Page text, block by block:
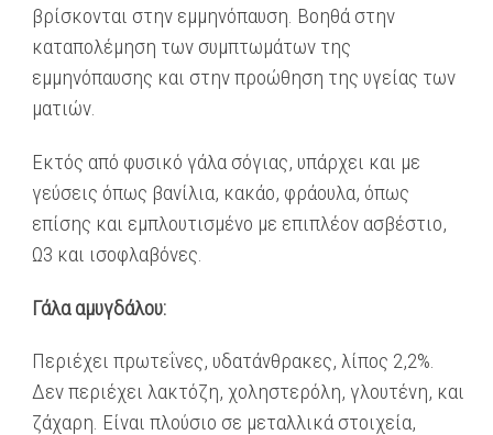
βρίσκονται στην εμμηνόπαυση. Βοηθά στην
καταπολέμηση των συμπτωμάτων της
εμμηνόπαυσης και στην προώθηση της υγείας των
ματιών.
Εκτός από φυσικό γάλα σόγιας, υπάρχει και με
γεύσεις όπως βανίλια, κακάο, φράουλα, όπως
επίσης και εμπλουτισμένο με επιπλέον ασβέστιο,
Ω3 και ισοφλαβόνες.
Γάλα αμυγδάλου:
Περιέχει πρωτεΐνες, υδατάνθρακες, λίπος 2,2%.
Δεν περιέχει λακτόζη, χοληστερόλη, γλουτένη, και
ζάχαρη. Είναι πλούσιο σε μεταλλικά στοιχεία,